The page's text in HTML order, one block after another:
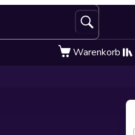
Warenkorb